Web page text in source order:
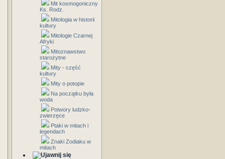
Mit kosmogoniczny
Ks. Rodz.
Mitologia w historii
kultury
Mitologie Czarnej
Afryki
Mitoznawstwo
starożytne
Mity - część
kultury
Mity o potopie
Na początku była
woda
Potwory ludzko-
zwierzęce
Ptaki w mitach i
legendach
Znaki Zodiaku w
mitach